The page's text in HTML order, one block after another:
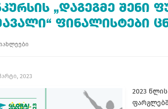
„ᲓᲐᲒᲔᲒᲛᲔ ᲨᲔᲜᲘ
ᲤᲘᲜᲐᲚᲘᲡᲢᲔᲑᲘ
2023
2023